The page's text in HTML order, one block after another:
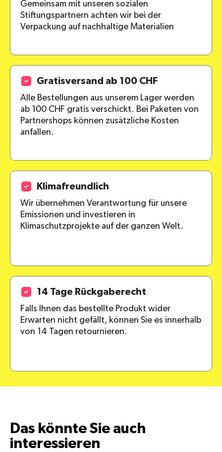
alle Pakete
Gemeinsam mit unseren sozialen
Stiftungspartnern achten wir bei der
Verpackung auf nachhaltige Materialien
Gratisversand ab 100 CHF
Alle Bestellungen aus unserem Lager werden
ab 100 CHF gratis verschickt. Bei Paketen von
Partnershops können zusätzliche Kosten
anfallen.
Klimafreundlich
Wir übernehmen Verantwortung für unsere
Emissionen und investieren in
Klimaschutzprojekte auf der ganzen Welt.
14 Tage Rückgaberecht
Falls Ihnen das bestellte Produkt wider
Erwarten nicht gefällt, können Sie es innerhalb
von 14 Tagen retournieren.
Das könnte Sie auch
interessieren